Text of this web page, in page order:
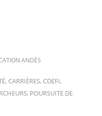
ANDÈS
, CARRIÈRES, CDEFI,
, POURSUITE DE